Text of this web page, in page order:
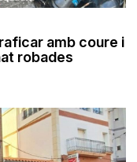
amb coure i
robades